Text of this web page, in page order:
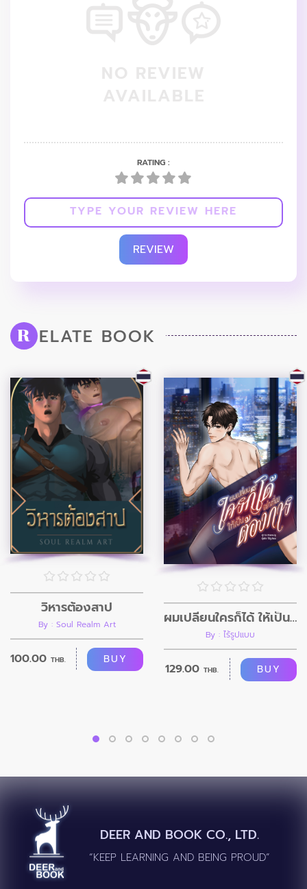
RATING :
REVIEW
R ELATE BOOK
วิหารต้องสาป
By : Soul Realm Art
100.00 THB. BUY
ผมเปลี่ยนใครก็ได้ ให้เป็นอย่างที่ผมต้องการ
By : ไร้รูปแบบ
129.00 THB. BUY
DEER AND BOOK CO., LTD.
“KEEP LEARNING AND BEING PROUD”